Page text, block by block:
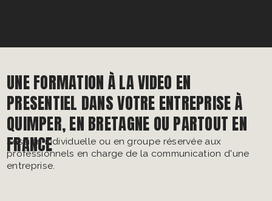
UNE FORMATION À LA VIDEO EN
PRESENTIEL DANS VOTRE ENTREPRISE À
QUIMPER, EN BRETAGNE OU PARTOUT EN
FRANCE
Session individuelle ou en groupe réservée aux
professionnels en charge de la communication d'une
entreprise.